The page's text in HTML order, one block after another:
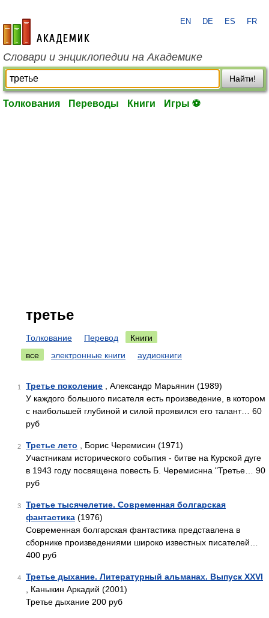
academic.ru
EN DE ES FR
Словари и энциклопедии на Академике
Найти!
Толкования Переводы Книги Игры ⚽
третье
Толкование Перевод
Книги
все
электронные книги аудиокниги
1 Третье поколение , Александр Марьянин (1989)
У каждого большого писателя есть произведение, в котором
с наибольшей глубиной и силой проявился его талант… 60
руб
2 Третье лето , Борис Черемисин (1971)
Участникам исторического события - битве на Курской дуге
в 1943 году посвящена повесть Б. Черемиснна "Третье… 90
руб
3
Третье тысячелетие. Современная болгарская
фантастика (1976)
Современная болгарская фантастика представлена в
сборнике произведениями широко известных писателей…
400 руб
4
Третье дыхание. Литературный альманах. Выпуск XXVI
, Каныкин Аркадий (2001)
Третье дыхание 200 руб